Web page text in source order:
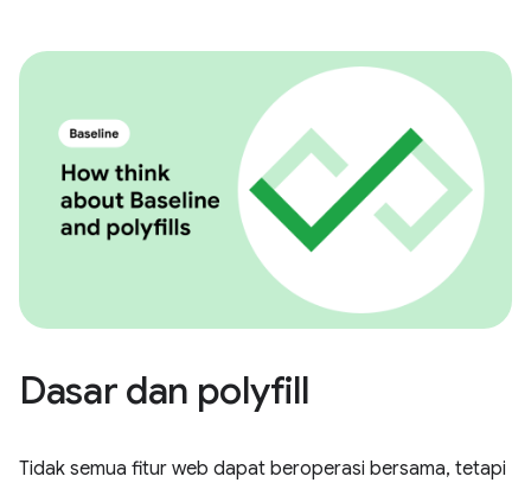
Dasar dan polyfill
Tidak semua fitur web dapat beroperasi bersama, tetapi